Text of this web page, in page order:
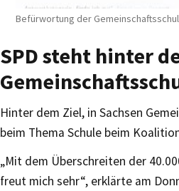
Befürwortung der
SPD steht hinter
Hinter dem Ziel, in Sachsen
beim Thema Schule beim
„Mit dem Überschreiten der
freut mich sehr“, erklärte am